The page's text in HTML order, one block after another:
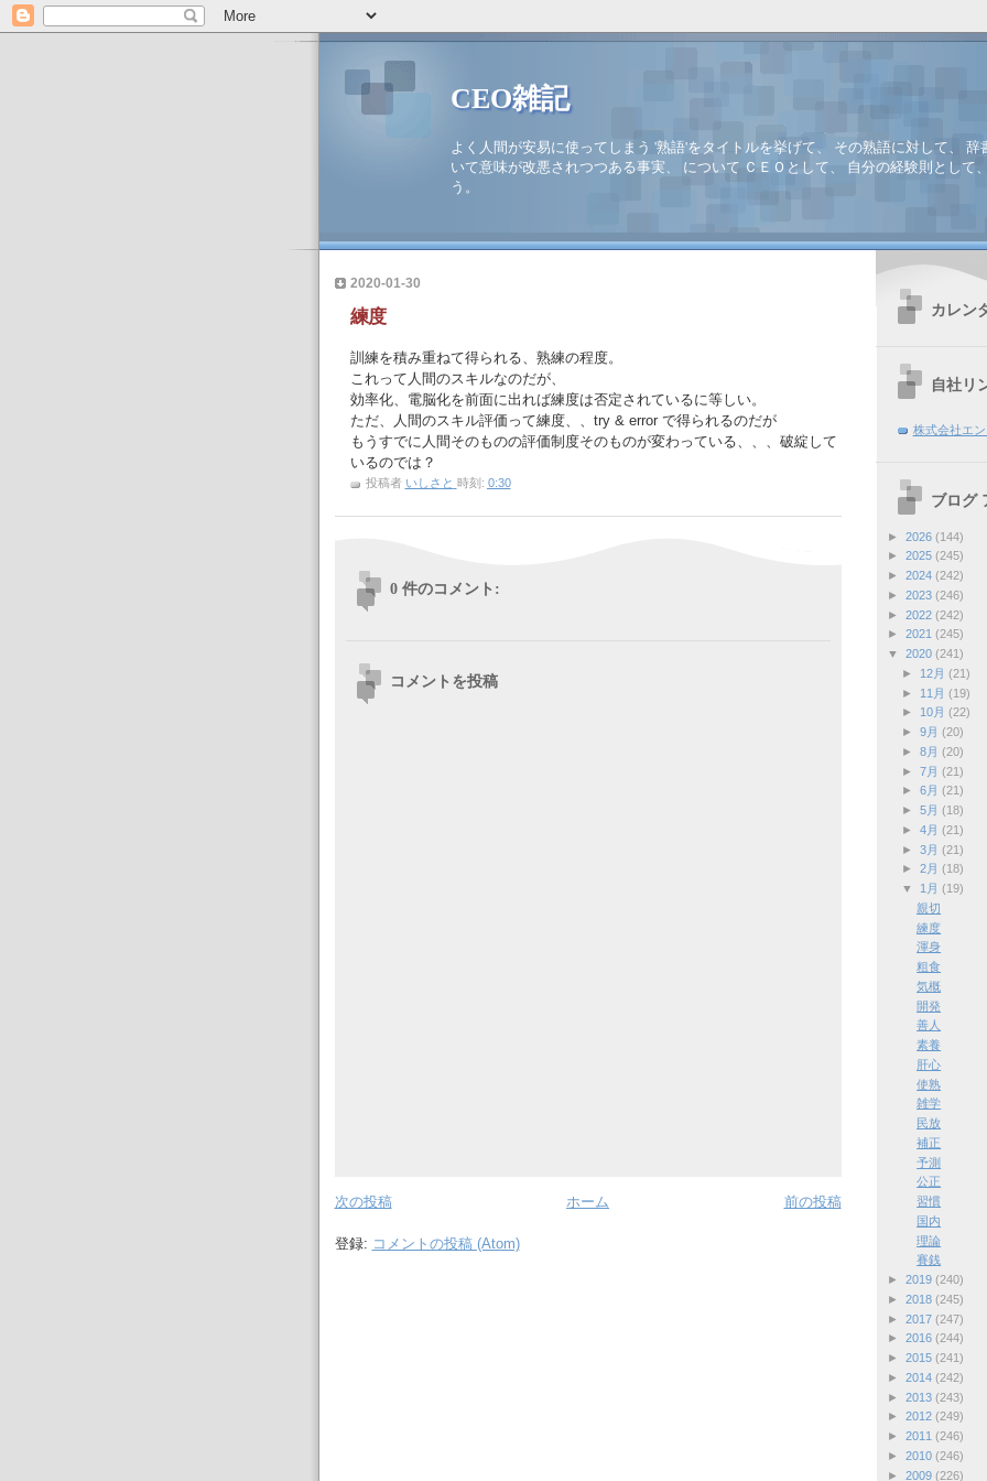
CEO雑記
よく人間が安易に使ってしまう '熟語'をタイトルを挙げて、 その熟語に対して、 辞
いて意味が改悪されつつある事実、 について ＣＥＯとして、 自分の経験則として
う。
2020-01-30
練度
訓練を積み重ねて得られる、熟練の程度。
これって人間のスキルなのだが、
効率化、電脳化を前面に出れば練度は否定されているに等しい。
ただ、人間のスキル評価って練度、、try & error で得られるのだが
もうすでに人間そのものの評価制度そのものが変わっている、、、破綻して
いるのでは？
投稿者 いしさと 時刻: 0:30
0 件のコメント:
コメントを投稿
次の投稿 前の投稿
ホーム
登録: コメントの投稿 (Atom)
カレン
自社リ
株式会社エン
ブログ
► 2026 (144)
► 2025 (245)
► 2024 (242)
► 2023 (246)
► 2022 (242)
► 2021 (245)
▼ 2020 (241)
►
12月 (21)
►
11月 (19)
►
10月 (22)
► 9月 (20)
► 8月 (20)
► 7月 (21)
► 6月 (21)
► 5月 (18)
► 4月 (21)
► 3月 (21)
► 2月 (18)
▼
1月 (19)
親切
練度
渾身
粗食
気概
開発
善人
素養
肝心
使熟
雑学
民放
補正
予測
公正
習慣
国内
理論
賽銭
► 2019 (240)
► 2018 (245)
► 2017 (247)
► 2016 (244)
► 2015 (241)
► 2014 (242)
► 2013 (243)
► 2012 (249)
► 2011 (246)
► 2010 (246)
► 2009 (226)